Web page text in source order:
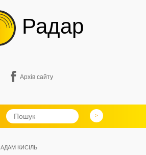
Радар
Архів сайту
АДАМ КИСІЛЬ